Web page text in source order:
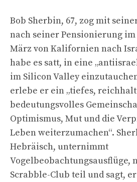
Bob Sherbin, 67, zog mit
nach seiner Pensionierung
März von Kalifornien nach
habe es satt, in eine
im Silicon Valley
erlebe er ein „tiefes,
bedeutungsvolles
Optimismus, Mut und die
Leben weiterzumachen“.
Hebräisch, unternimmt
Vogelbeobachtungsausflüge,
Scrabble-Club teil und sagt,